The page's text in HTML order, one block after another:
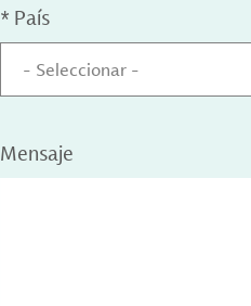
* País
- Seleccionar -
Mensaje